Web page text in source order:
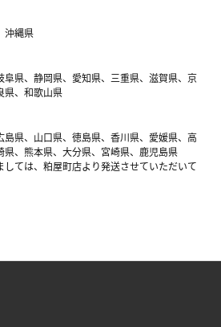
沖縄県
阜県、静岡県、愛知県、三重県、滋賀県、京
県、和歌山県
島県、山口県、徳島県、香川県、愛媛県、高
、熊本県、大分県、宮崎県、鹿児島県
ては、粕屋町店より発送させていただいて